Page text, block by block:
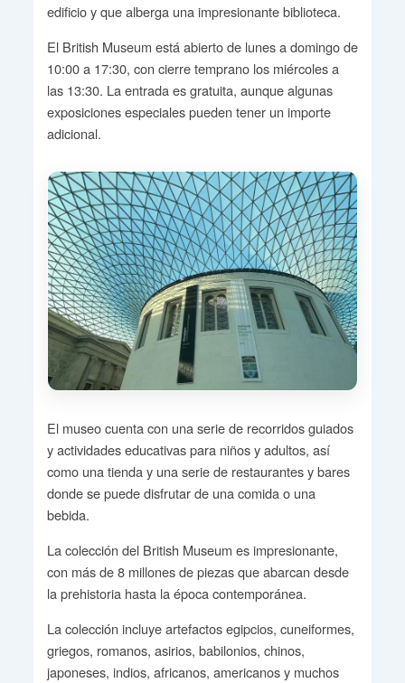
edificio y que alberga una impresionante biblioteca.
El British Museum está abierto de lunes a domingo de
10:00 a 17:30, con cierre temprano los miércoles a
las 13:30. La entrada es gratuita, aunque algunas
exposiciones especiales pueden tener un importe
adicional.
El museo cuenta con una serie de recorridos guiados
y actividades educativas para niños y adultos, así
como una tienda y una serie de restaurantes y bares
donde se puede disfrutar de una comida o una
bebida.
La colección del British Museum es impresionante,
con más de 8 millones de piezas que abarcan desde
la prehistoria hasta la época contemporánea.
La colección incluye artefactos egipcios, cuneiformes,
griegos, romanos, asirios, babilonios, chinos,
japoneses, indios, africanos, americanos y muchos